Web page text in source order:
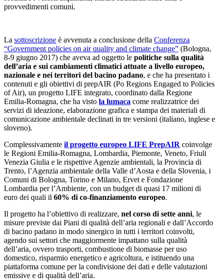
provvedimenti comuni.
La sottoscrizione è avvenuta a conclusione della Conferenza
“Government policies on air quality and climate change” (Bologna,
8-9 giugno 2017) che aveva ad oggetto le politiche sulla qualità
dell’aria e sui cambiamenti climatici attuate a livello europeo,
nazionale e nei territori del bacino padano, e che ha presentato i
contenuti e gli obiettivi di prepAIR (Po Regions Engaged to Policies
of Air), un progetto LIFE integrato, coordinato dalla Regione
Emilia-Romagna, che ha visto la lumaca come realizzatrice dei
servizi di ideazione, elaborazione grafica e stampa dei materiali di
comunicazione ambientale declinati in tre versioni (italiano, inglese e
sloveno).
Complessivamente il progetto europeo LIFE PrepAIR coinvolge
le Regioni Emilia-Romagna, Lombardia, Piemonte, Veneto, Friuli
Venezia Giulia e le rispettive Agenzie ambientali, la Provincia di
Trento, l’Agenzia ambientale della Valle d’Aosta e della Slovenia, i
Comuni di Bologna, Torino e Milano, Ervet e Fondazione
Lombardia per l’Ambiente, con un budget di quasi 17 milioni di
euro dei quali il 60% di co-finanziamento europeo.
Il progetto ha l’obiettivo di realizzare, nel corso di sette anni, le
misure previste dai Piani di qualità dell’aria regionali e dall’Accordo
di bacino padano in modo sinergico in tutti i territori coinvolti,
agendo sui settori che maggiormente impattano sulla qualità
dell’aria, ovvero trasporti, combustione di biomasse per uso
domestico, risparmio energetico e agricoltura, e istituendo una
piattaforma comune per la condivisione dei dati e delle valutazioni
emissive e di qualità dell’aria.